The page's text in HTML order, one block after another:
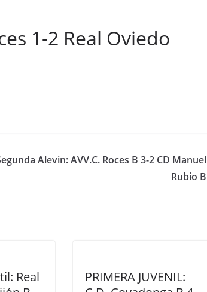
1-2 Real Oviedo
Alevin: AVV.C. Roces B 3-2 CD Manuel
Rubio B
Real
PRIMERA JUVENIL: